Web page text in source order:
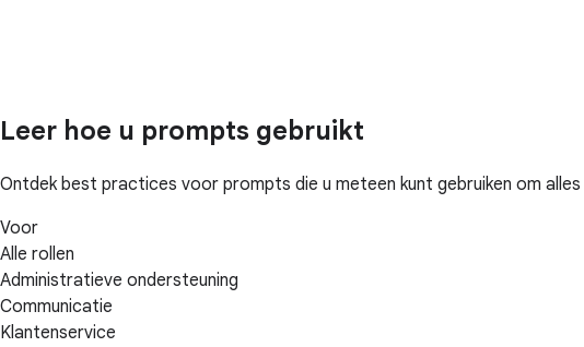
Leer hoe u prompts gebruikt
Ontdek best practices voor prompts die u meteen kunt gebruiken om
Voor
Alle rollen
Administratieve ondersteuning
Communicatie
Klantenservice